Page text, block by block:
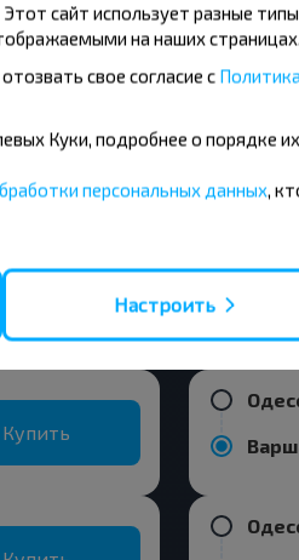
Купить
города Одесса
Купить
сайт использует разные
на наших страницах.
свое согласие с
Куки, подробнее о порядке
персональных данных,
Настроить